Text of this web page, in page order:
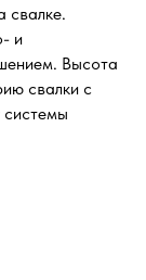
свалке.
и
Высота
свалки с
системы